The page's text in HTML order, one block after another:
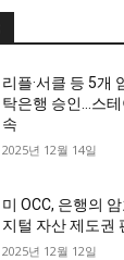
리플·서클 등 5개
탁은행 승인…스
속
2025년 12월 14일
미 OCC, 은행의
지털 자산 제도권
2025년 12월 12일